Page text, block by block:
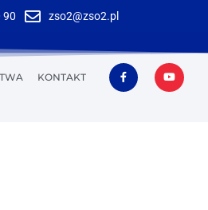
90 zso2@zso2.pl
KONTAKT